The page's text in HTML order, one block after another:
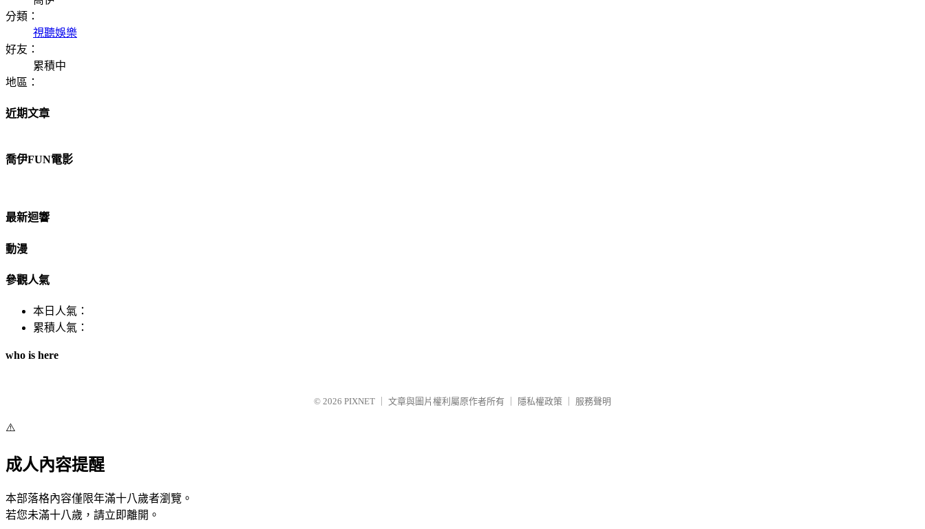
分類：
視聽娛樂
好友：
累積中
地區：
近期文章
喬伊FUN電影
最新迴響
動漫
參觀人氣
本日人氣：
累積人氣：
who is here
© 2026 PIXNET 文章與圖片權利屬原作者所有 隱私權政策 服務聲明
⚠️
成人內容提醒
本部落格內容僅限年滿十八歲者瀏覽。
若您未滿十八歲，請立即離開。